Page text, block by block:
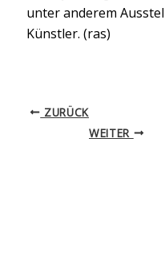
unter anderem
Künstler. (ras)
ZURÜCK
WEITER